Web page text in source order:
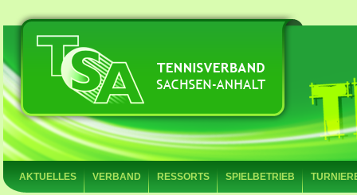
AKTUELLES VERBAND RESSORTS SPIELBETRIEB